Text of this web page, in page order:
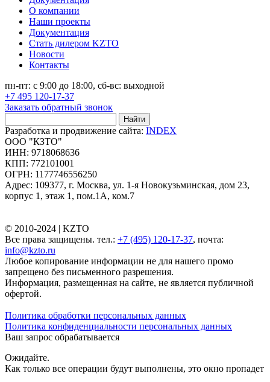
О компании
Наши проекты
Документация
Стать дилером KZTO
Новости
Контакты
пн-пт: с 9:00 до 18:00, сб-вс: выходной
+7 495 120-17-37
Заказать обратный звонок
Найти
Разработка и продвижение сайта: INDEX
ООО "КЗТО"
ИНН: 9718068636
КПП: 772101001
ОГРН: 1177746556250
Адрес: 109377, г. Москва, ул. 1-я Новокузьминская, дом 23,
корпус 1, этаж 1, пом.1А, ком.7
© 2010-2024 | KZTO
Все права защищены. тел.: +7 (495) 120-17-37, почта:
info@kzto.ru
Любое копирование информации не для нашего промо
запрещено без письменного разрешения.
Информация, размещенная на сайте, не является публичной
офертой.
Политика обработки персональных данных
Политика конфиденциальности персональных данных
Ваш запрос обрабатывается
Ожидайте.
Как только все операции будут выполнены, это окно пропадет